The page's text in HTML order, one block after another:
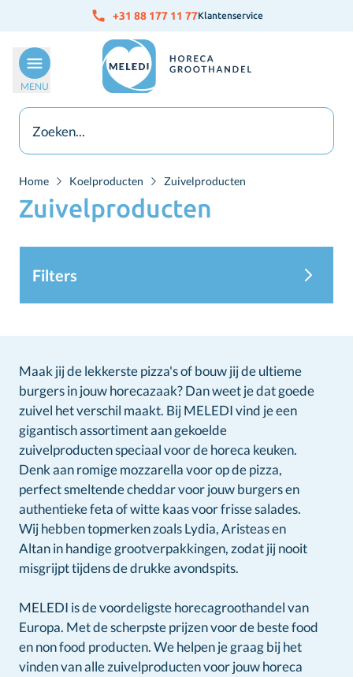
Ga naar de inhoud +31 88 177 11 77Klantenservice
MENU
Home Koelproducten Zuivelproducten
Zuivelproducten
Filters
Maak jij de lekkerste pizza's of bouw jij de ultieme
burgers in jouw horecazaak? Dan weet je dat goede
zuivel het verschil maakt. Bij MELEDI vind je een
gigantisch assortiment aan gekoelde
zuivelproducten speciaal voor de horeca keuken.
Denk aan romige mozzarella voor op de pizza,
perfect smeltende cheddar voor jouw burgers en
authentieke feta of witte kaas voor frisse salades.
Wij hebben topmerken zoals Lydia, Aristeas en
Altan in handige grootverpakkingen, zodat jij nooit
misgrijpt tijdens de drukke avondspits.
MELEDI is de voordeligste horecagroothandel van
Europa. Met de scherpste prijzen voor de beste food
en non food producten. We helpen je graag bij het
vinden van alle zuivelproducten voor jouw horeca